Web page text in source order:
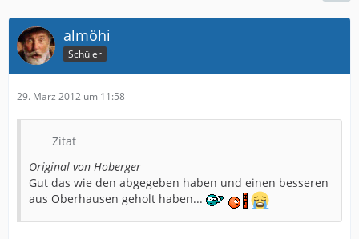
almöhi
Schüler
29. März 2012 um 11:58
Zitat
Original von Hoberger
Gut das wie den abgegeben haben und einen besseren
aus Oberhausen geholt haben...